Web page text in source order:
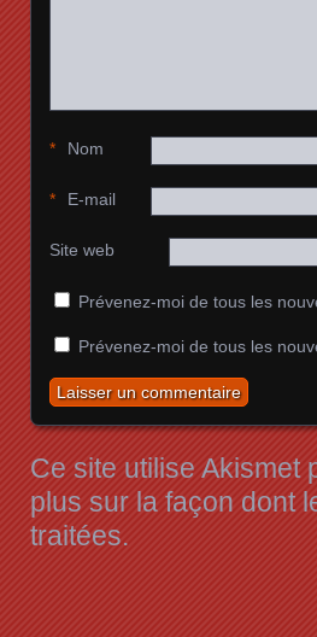
Nom
*
E-mail
*
Site web
Prévenez-moi de tous les
Prévenez-moi de tous les
Ce site utilise
plus sur la façon dont
traitées.